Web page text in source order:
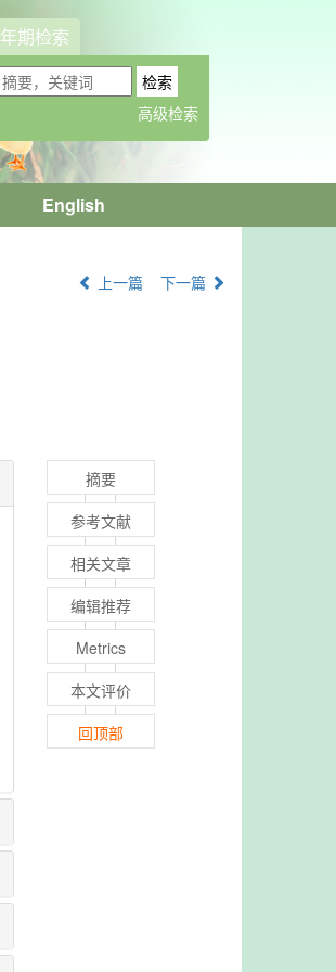
年期检索
English
上一篇 下一篇
摘要
参考文献
相关文章
编辑推荐
Metrics
本文评价
回顶部